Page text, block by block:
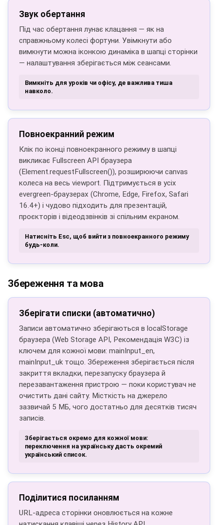
Звук обертання
Під час обертання лунає клацання — як на
справжньому колесі фортуни. Увімкнути або
вимкнути можна іконкою динаміка в шапці сторінки
— налаштування зберігається між сеансами.
Вимкніть для уроків чи офісу, де важлива тиша
навколо.
Повноекранний режим
Клік по іконці повноекранного режиму в шапці
викликає Fullscreen API браузера
(Element.requestFullscreen()), розширюючи canvas
колеса на весь viewport. Підтримується в усіх
evergreen-браузерах (Chrome, Edge, Firefox, Safari
16.4+) і чудово підходить для презентацій,
проєкторів і відеодзвінків зі спільним екраном.
Натисніть Esc, щоб вийти з повноекранного режиму
будь-коли.
Збереження та мова
Зберігати списки (автоматично)
Записи автоматично зберігаються в localStorage
браузера (Web Storage API, Рекомендація W3C) із
ключем для кожної мови: mainInput_en,
mainInput_uk тощо. Збереження зберігається після
закриття вкладки, перезапуску браузера й
перезавантаження пристрою — поки користувач не
очистить дані сайту. Місткість на джерело
зазвичай 5 МБ, чого достатньо для десятків тисяч
записів.
Зберігається окремо для кожної мови:
переключення на українську дасть окремий
український список.
Поділитися посиланням
URL-адреса сторінки оновлюється на кожне